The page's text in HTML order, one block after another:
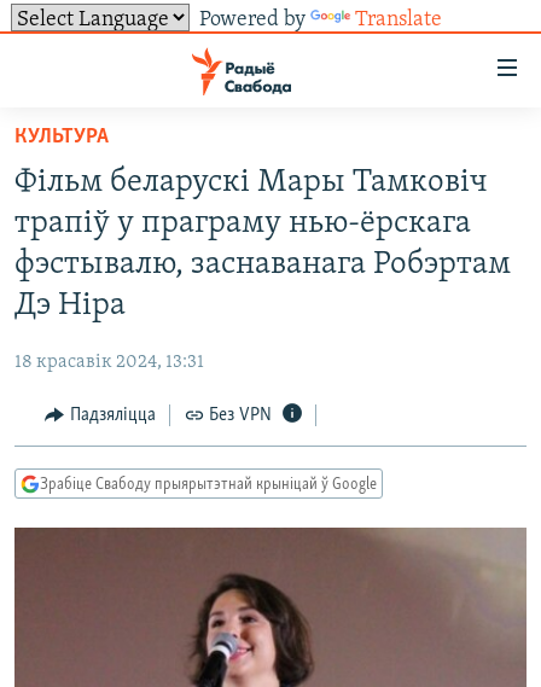
Powered by Translate
ўнівэрсальнага
доступу
Перайсьці
да
галоўнага
зьместу
Перайсьці
да
галоўнай
навігацыі
Перайсьці
да
пошуку
ЛЮДЗІ
ЭКАНОМІКА
ВАЙНА
БЕЛАРУСЫ НА ВАЙНЕ
ТОЛЬКІ НА СВАБОДЗЕ
БЛОГІ
ПАДКАСТЫ
КНІГІ
АЎДЫЁКНІГІ
СУВЯЗЬ
АБЫСЬЦІ БЛЯКАВАНЬНЕ
ПАДПІСАЦЦА
ПАДКАСТЫ
FACEBOOK
TWITTER
САЧЫЦЕ ЗА АБНАЎЛЕНЬНЯМІ
КУЛЬТУРА
Фільм беларускі Мары Тамковіч
трапіў у праграму нью-ёрскага
фэстывалю, заснаванага Робэртам
Дэ Ніра
18 красавік 2024, 13:31
Падзяліцца Без VPN
Зрабіце Свабоду прыярытэтнай крыніцай ў Google